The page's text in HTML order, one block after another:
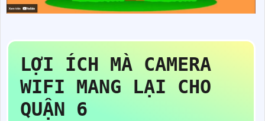
LỢI ÍCH MÀ CAMERA
WIFI MANG LẠI CHO
QUẬN 6